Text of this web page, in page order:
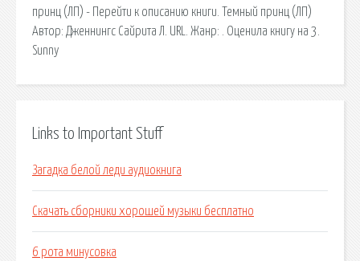
принц (ЛП) - Перейти к описанию книги. Темный принц (ЛП)
Автор: Дженнингс Сайрита Л. URL. Жанр: . Оценила книгу на 3.
Sunny
Links to Important Stuff
Загадка белой леди аудиокнига
Скачать сборники хорошей музыки бесплатно
6 рота минусовка